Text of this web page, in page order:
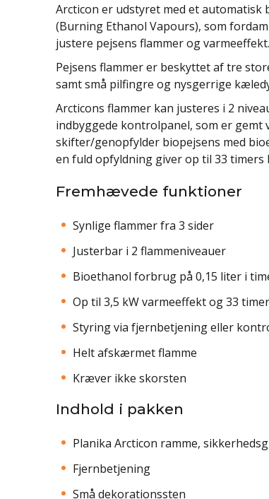
Arcticon er udstyret med et automatisk
(Burning Ethanol Vapours), som
justere pejsens flammer og varmeeffekt.
Pejsens flammer er beskyttet af tre
samt små pilfingre og nysgerrige
Arcticons flammer kan justeres i 2
indbyggede kontrolpanel, som er gemt
skifter/genopfylder biopejsens med
en fuld opfyldning giver op til 33
Fremhævede funktioner
Synlige flammer fra 3 sider
Justerbar i 2 flammeniveauer
Bioethanol forbrug på 0,15 liter i
Op til 3,5 kW varmeeffekt og 33
Styring via fjernbetjening eller
Helt afskærmet flamme
Kræver ikke skorsten
Indhold i pakken
Planika Arcticon ramme,
Fjernbetjening
Små dekorationssten